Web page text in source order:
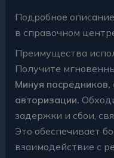
Подробное
в справочном
Преимущества
Получите
Минуя
авторизации.
задержки и сбои,
Это обеспечивает
взаимодействие с